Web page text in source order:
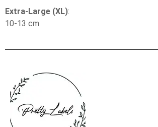
Extra-Large (XL):
10-13 cm